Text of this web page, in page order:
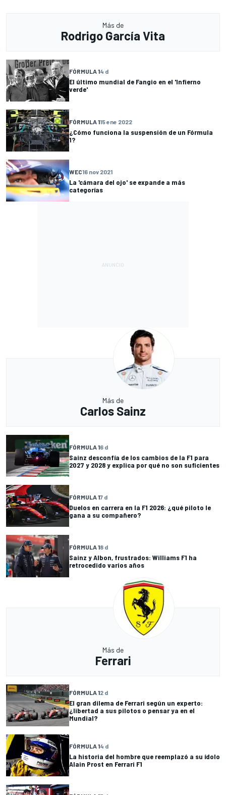
Más de
Rodrigo García Vita
FÓRMULA 14 d
El último mundial de Fangio en el 'Infierno
verde'
FÓRMULA 115 ene 2022
¿Cómo funciona la suspensión de un Fórmula
1?
WEC16 nov 2021
La 'cámara del ojo' se expande a más
categorías
Más de
Carlos Sainz
FÓRMULA 16 d
Sainz desconfía de los cambios de la F1 para
2027 y 2028 y explica por qué no son suficientes
FÓRMULA 17 d
Duelos en carrera en la F1 2026: ¿qué piloto le
gana a su compañero?
FÓRMULA 18 d
Sainz y Albon, frustrados: Williams F1 ha
retrocedido varios años
Más de
Ferrari
FÓRMULA 12 d
El gran dilema de Ferrari según un experto:
¿libertad a sus pilotos o pensar ya en el
Mundial?
FÓRMULA 14 d
La historia del hombre que reemplazó a su ídolo
Alain Prost en Ferrari F1